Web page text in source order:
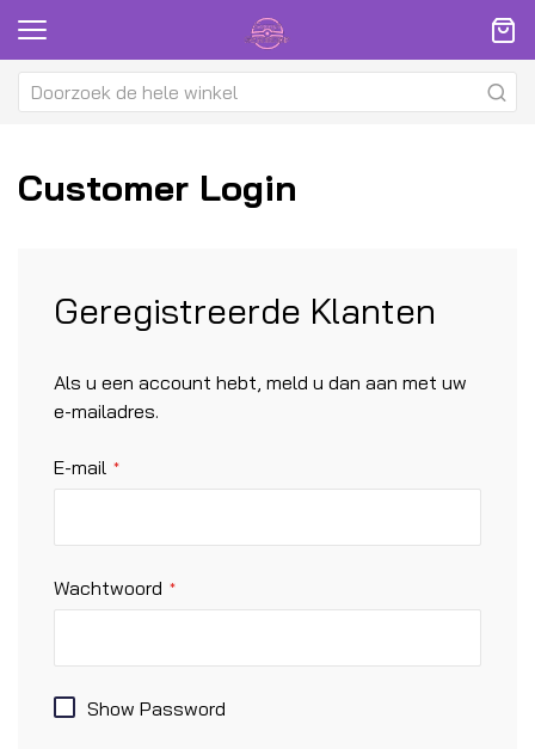
Customer Login
Geregistreerde Klanten
Als u een account hebt, meld u dan aan met uw
e-mailadres.
E-mail
Wachtwoord
Show Password